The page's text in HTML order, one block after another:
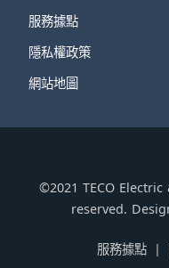
服務據點
隱私權政策
網站地圖
©2021 TECO
reserved.
服務據點